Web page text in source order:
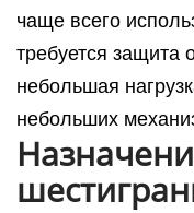
чаще всего
требуется защита
небольшая
небольших